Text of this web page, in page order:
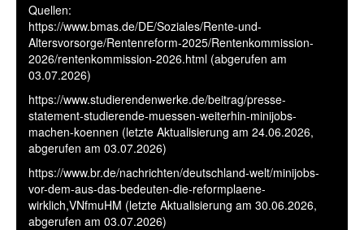
Quellen:
https://www.bmas.de/DE/Soziales/Rente-und-
Altersvorsorge/Rentenreform-2025/Rentenkommission-
2026/rentenkommission-2026.html (abgerufen am
03.07.2026)
https://www.studierendenwerke.de/beitrag/presse-
statement-studierende-muessen-weiterhin-minijobs-
machen-koennen (letzte Aktualisierung am 24.06.2026,
abgerufen am 03.07.2026)
https://www.br.de/nachrichten/deutschland-welt/minijobs-
vor-dem-aus-das-bedeuten-die-reformplaene-
wirklich,VNfmuHM (letzte Aktualisierung am 30.06.2026,
abgerufen am 03.07.2026)